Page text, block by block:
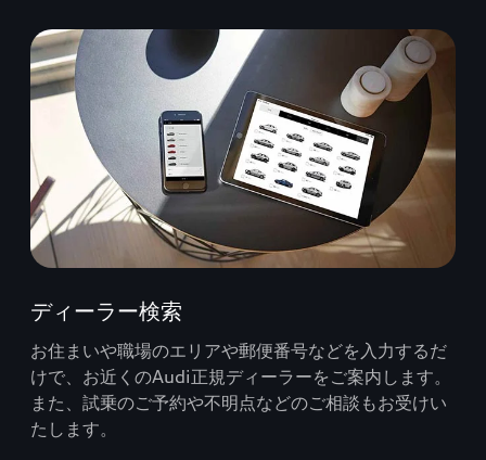
ディーラー検索
お住まいや職場のエリアや郵便番号などを入力するだ
けで、お近くのAudi正規ディーラーをご案内します。
また、試乗のご予約や不明点などのご相談もお受けい
たします。